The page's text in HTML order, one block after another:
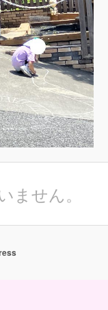
ません。